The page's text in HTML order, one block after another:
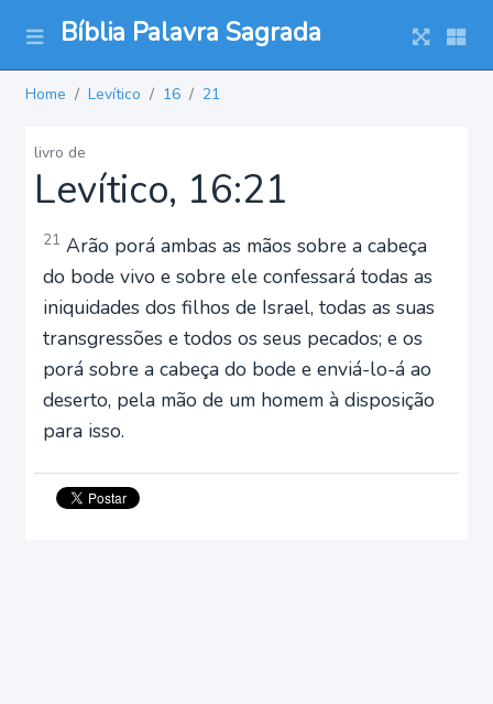
Bíblia Palavra Sagrada
Home Levítico 16 21
livro de
Levítico, 16:21
21 Arão porá ambas as mãos sobre a cabeça
do bode vivo e sobre ele confessará todas as
iniquidades dos filhos de Israel, todas as suas
transgressões e todos os seus pecados; e os
porá sobre a cabeça do bode e enviá-lo-á ao
deserto, pela mão de um homem à disposição
para isso.